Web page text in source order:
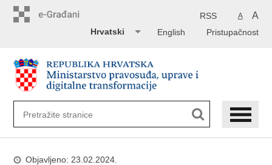
A A
RSS
Pristupačnost
English
Hrvatski
Objavljeno: 23.02.2024.